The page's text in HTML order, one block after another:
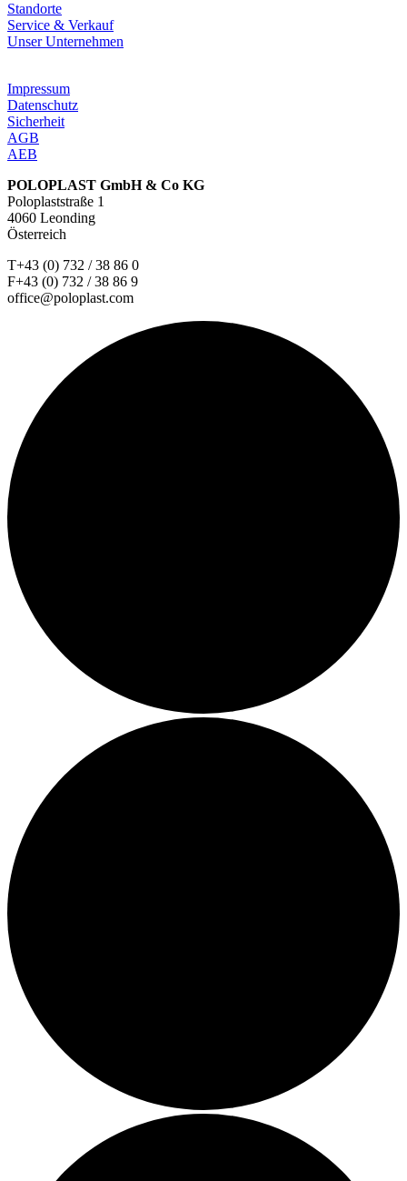
Standorte
Service & Verkauf
Unser Unternehmen
Impressum
Datenschutz
Sicherheit
AGB
AEB
POLOPLAST GmbH & Co KG
Poloplaststraße 1
4060 Leonding
Österreich
T+43 (0) 732 / 38 86 0
F+43 (0) 732 / 38 86 9
office@poloplast.com